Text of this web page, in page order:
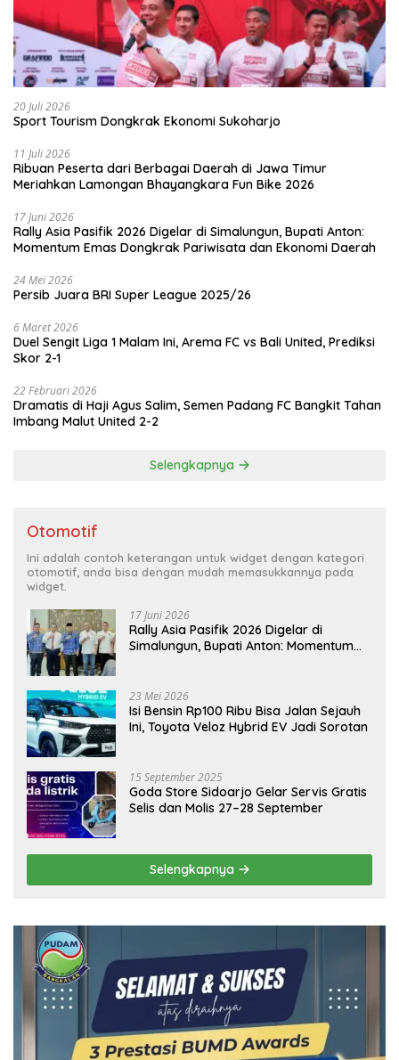
20 Juli 2026
Sport Tourism Dongkrak Ekonomi Sukoharjo
11 Juli 2026
Ribuan Peserta dari Berbagai Daerah di Jawa Timur
Meriahkan Lamongan Bhayangkara Fun Bike 2026
17 Juni 2026
Rally Asia Pasifik 2026 Digelar di Simalungun, Bupati Anton:
Momentum Emas Dongkrak Pariwisata dan Ekonomi Daerah
24 Mei 2026
Persib Juara BRI Super League 2025/26
6 Maret 2026
Duel Sengit Liga 1 Malam Ini, Arema FC vs Bali United, Prediksi
Skor 2-1
22 Februari 2026
Dramatis di Haji Agus Salim, Semen Padang FC Bangkit Tahan
Imbang Malut United 2-2
Selengkapnya
Otomotif
Ini adalah contoh keterangan untuk widget dengan kategori
otomotif, anda bisa dengan mudah memasukkannya pada
widget.
17 Juni 2026
Rally Asia Pasifik 2026 Digelar di
Simalungun, Bupati Anton: Momentum
23 Mei 2026
Isi Bensin Rp100 Ribu Bisa Jalan Sejauh
Ini, Toyota Veloz Hybrid EV Jadi Sorotan
15 September 2025
Goda Store Sidoarjo Gelar Servis Gratis
Selis dan Molis 27–28 September
Selengkapnya